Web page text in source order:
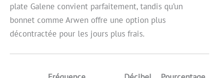
plate Galene convient parfaitement, tandis qu’un
bonnet comme Arwen offre une option plus
décontractée pour les jours plus frais.